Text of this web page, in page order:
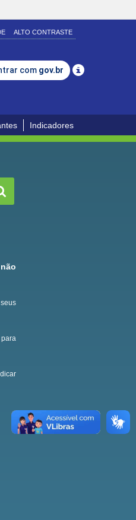
ALTO CONTRASTE
com gov.br
Indicadores